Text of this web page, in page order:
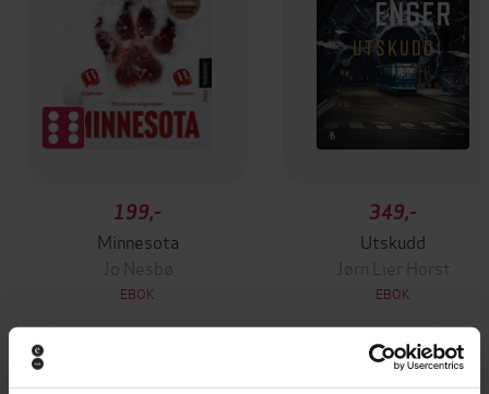
199,-
Minnesota
Jo Nesbø
EBOK
349,-
Utskudd
Jørn Lier Horst
EBOK